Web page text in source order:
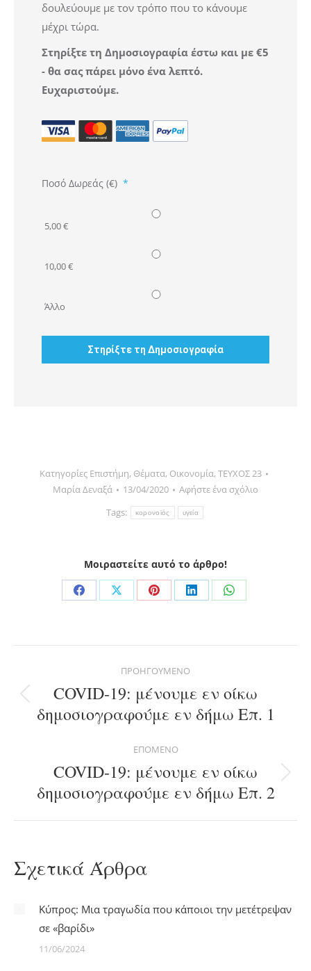
δουλεύουμε με τον τρόπο που το κάνουμε
μέχρι τώρα.
Στηρίξτε τη Δημοσιογραφία έστω και με €5
- θα σας πάρει μόνο ένα λεπτό.
Ευχαριστούμε.
Ποσό Δωρεάς (€) *
5,00 €
10,00 €
Άλλο
Κατηγορίες Επιστήμη, Θέματα, Οικονομία,ΤΕΥΧΟΣ 23
Μαρία Δεναξά
13/04/2020
Αφήστε ένα σχόλιο
Tags:
κορονοϊός υγεία
Μοιραστείτε αυτό το άρθρο!
Share
Facebook
Share
X
Share
Pinterest
Share
LinkedIn
Share
WhatsApp
navigation
ΠΡΟΗΓΟΎΜΕΝΟ
Previous
post:
COVID-19: μένουμε εν οίκω
δημοσιογραφούμε εν δήμω Επ. 1
ΕΠΌΜΕΝΟ
Next
post:
COVID-19: μένουμε εν οίκω
δημοσιογραφούμε εν δήμω Επ. 2
Σχετικά Άρθρα
Κύπρος: Μια τραγωδία που κάποιοι την μετέτρεψαν
σε «βαρίδι»
11/06/2024